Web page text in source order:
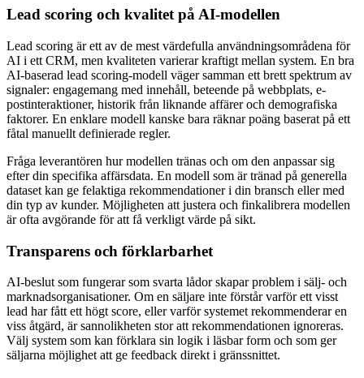
Lead scoring och kvalitet på AI-modellen
Lead scoring är ett av de mest värdefulla användningsområdena för
AI i ett CRM, men kvaliteten varierar kraftigt mellan system. En bra
AI-baserad lead scoring-modell väger samman ett brett spektrum av
signaler: engagemang med innehåll, beteende på webbplats, e-
postinteraktioner, historik från liknande affärer och demografiska
faktorer. En enklare modell kanske bara räknar poäng baserat på ett
fåtal manuellt definierade regler.
Fråga leverantören hur modellen tränas och om den anpassar sig
efter din specifika affärsdata. En modell som är tränad på generella
dataset kan ge felaktiga rekommendationer i din bransch eller med
din typ av kunder. Möjligheten att justera och finkalibrera modellen
är ofta avgörande för att få verkligt värde på sikt.
Transparens och förklarbarhet
AI-beslut som fungerar som svarta lådor skapar problem i sälj- och
marknadsorganisationer. Om en säljare inte förstår varför ett visst
lead har fått ett högt score, eller varför systemet rekommenderar en
viss åtgärd, är sannolikheten stor att rekommendationen ignoreras.
Välj system som kan förklara sin logik i läsbar form och som ger
säljarna möjlighet att ge feedback direkt i gränssnittet.